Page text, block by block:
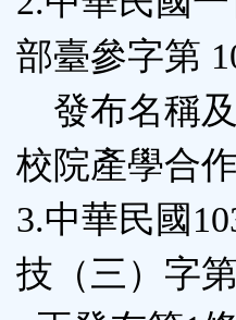
部臺參字第
發布名稱
校院產學合
3.中華民國
技（三）字